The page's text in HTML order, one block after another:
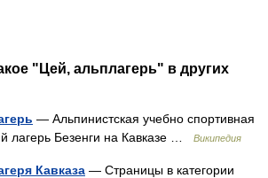
"Цей, альплагерь" в других
— Альпинистская учебно спортивная
лагерь Безенги на Кавказе …
Википедия
Кавказа — Страницы в категории